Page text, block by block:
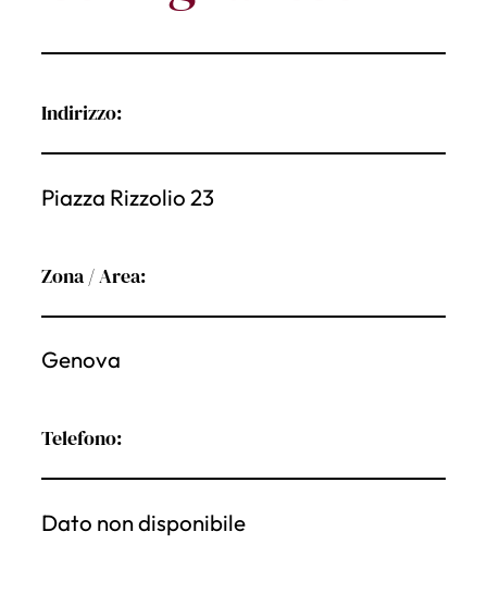
Indirizzo:
Piazza Rizzolio 23
Zona / Area:
Genova
Telefono:
Dato non disponibile